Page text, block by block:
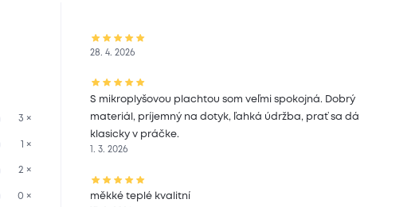
3 ×
1 ×
2 ×
0 ×
28. 4. 2026
S mikroplyšovou plachtou som veľmi spokojná. Dobrý
materiál, príjemný na dotyk, ľahká údržba, prať sa dá
klasicky v práčke.
1. 3. 2026
měkké teplé kvalitní